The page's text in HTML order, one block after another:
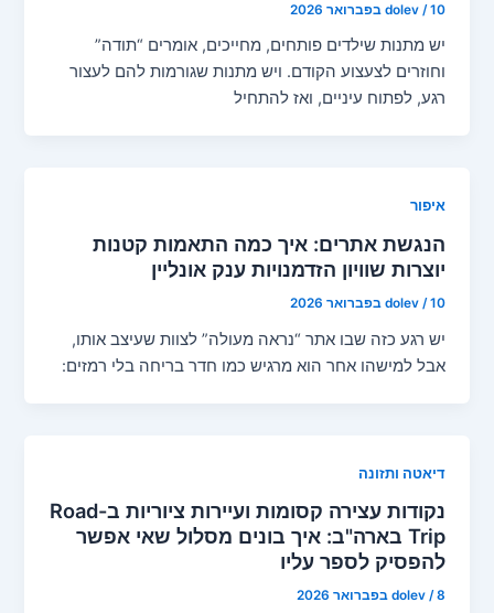
dolev /10 בפברואר 2026
יש מתנות שילדים פותחים, מחייכים, אומרים “תודה”
וחוזרים לצעצוע הקודם. ויש מתנות שגורמות להם לעצור
רגע, לפתוח עיניים, ואז להתחיל
איפור
הנגשת אתרים: איך כמה התאמות קטנות
יוצרות שוויון הזדמנויות ענק אונליין
dolev /10 בפברואר 2026
יש רגע כזה שבו אתר “נראה מעולה” לצוות שעיצב אותו,
אבל למישהו אחר הוא מרגיש כמו חדר בריחה בלי רמזים:
דיאטה ותזונה
נקודות עצירה קסומות ועיירות ציוריות ב-Road
Trip בארה"ב: איך בונים מסלול שאי אפשר
להפסיק לספר עליו
dolev /8 בפברואר 2026